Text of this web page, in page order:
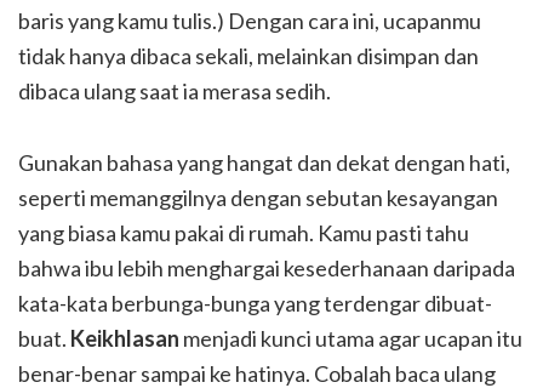
baris yang kamu tulis.) Dengan cara ini, ucapanmu
tidak hanya dibaca sekali, melainkan disimpan dan
dibaca ulang saat ia merasa sedih.
Gunakan bahasa yang hangat dan dekat dengan hati,
seperti memanggilnya dengan sebutan kesayangan
yang biasa kamu pakai di rumah. Kamu pasti tahu
bahwa ibu lebih menghargai kesederhanaan daripada
kata-kata berbunga-bunga yang terdengar dibuat-
buat. Keikhlasan menjadi kunci utama agar ucapan itu
benar-benar sampai ke hatinya. Cobalah baca ulang